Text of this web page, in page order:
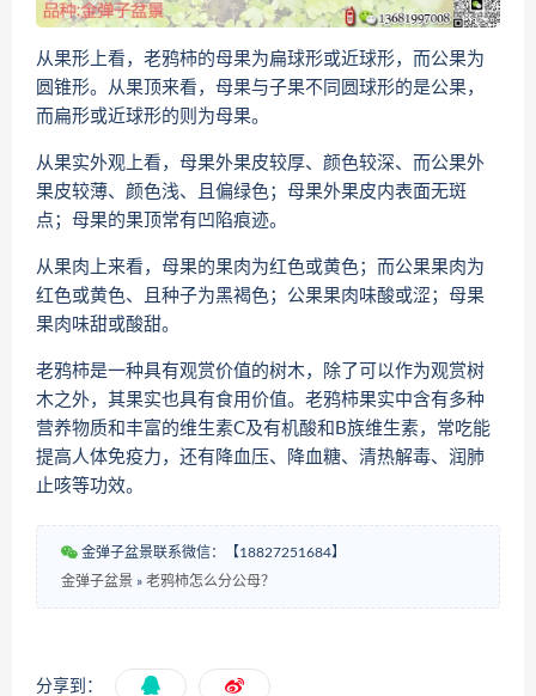
从果形上看，老鸦柿的母果为扁球形或近球形，而公果为
圆锥形。从果顶来看，母果与子果不同圆球形的是公果，
而扁形或近球形的则为母果。
从果实外观上看，母果外果皮较厚、颜色较深、而公果外
果皮较薄、颜色浅、且偏绿色；母果外果皮内表面无斑
点；母果的果顶常有凹陷痕迹。
从果肉上来看，母果的果肉为红色或黄色；而公果果肉为
红色或黄色、且种子为黑褐色；公果果肉味酸或涩；母果
果肉味甜或酸甜。
老鸦柿是一种具有观赏价值的树木，除了可以作为观赏树
木之外，其果实也具有食用价值。老鸦柿果实中含有多种
营养物质和丰富的维生素C及有机酸和B族维生素，常吃能
提高人体免疫力，还有降血压、降血糖、清热解毒、润肺
止咳等功效。
金弹子盆景联系微信：【18827251684】
金弹子盆景 » 老鸦柿怎么分公母？
分享到：